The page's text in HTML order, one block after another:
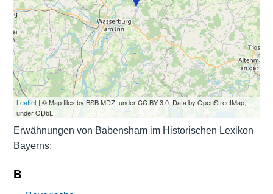
Leaflet| © Map tiles by BSB MDZ, under CC BY 3.0. Data by OpenStreetMap,
under ODbL
Erwähnungen von Babensham im Historischen Lexikon
Bayerns:
B